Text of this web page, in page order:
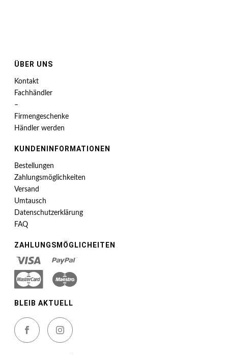
ÜBER UNS
Kontakt
Fachhändler
–
Firmengeschenke
Händler werden
KUNDENINFORMATIONEN
Bestellungen
Zahlungsmöglichkeiten
Versand
Umtausch
Datenschutzerklärung
FAQ
ZAHLUNGSMÖGLICHEITEN
BLEIB AKTUELL